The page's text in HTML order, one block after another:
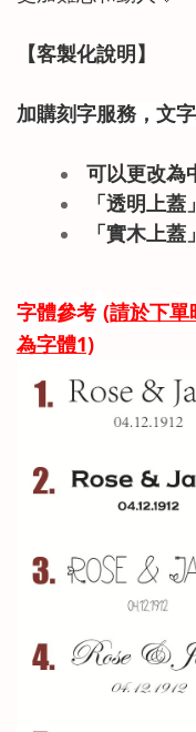
【客製化說明】
加購刻字服務， 文
可以更改為
「透明上
「實木上蓋
字體參考 (請於下單
為字體1)